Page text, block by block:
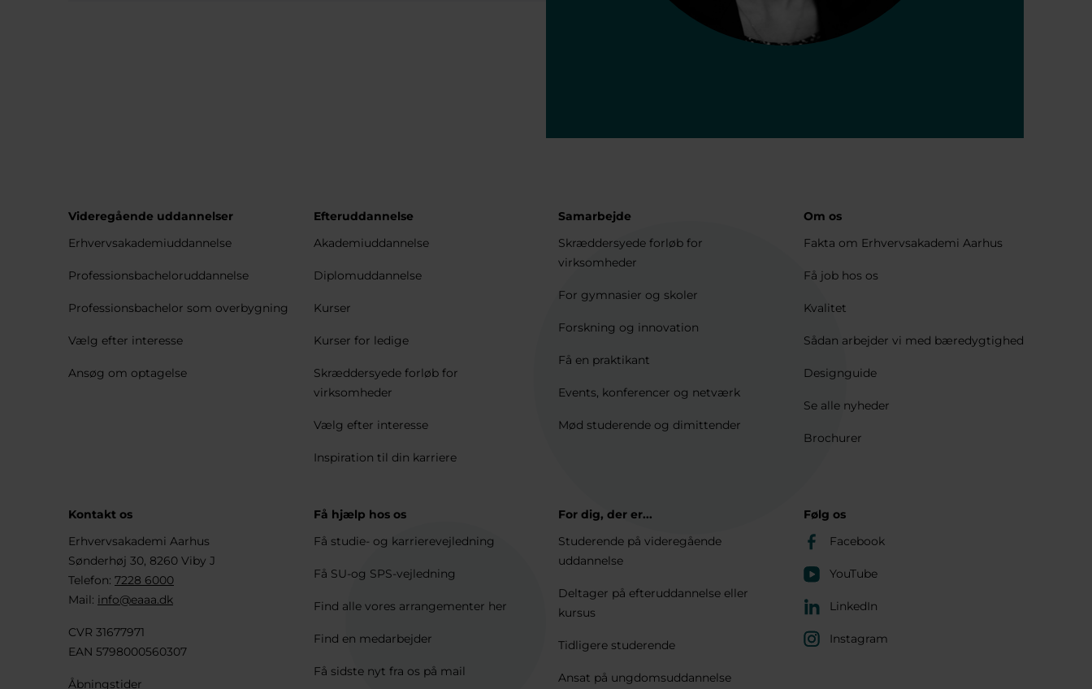
Videregående uddannelser
Erhvervsakademiuddannelse
Professionsbacheloruddannelse
Professionsbachelor som overbygning
Vælg efter interesse
Ansøg om optagelse
Efteruddannelse
Akademiuddannelse
Diplomuddannelse
Kurser
Kurser for ledige
Skræddersyede forløb for
virksomheder
Vælg efter interesse
Inspiration til din karriere
Samarbejde
Skræddersyede forløb for
virksomheder
For gymnasier og skoler
Forskning og innovation
Få en praktikant
Events, konferencer og netværk
Mød studerende og dimittender
Om os
Fakta om Erhvervsakademi Aarhus
Få job hos os
Kvalitet
Sådan arbejder vi med bæredygtighed
Designguide
Se alle nyheder
Brochurer
Få hjælp hos os
Få studie- og karrierevejledning
Få SU-og SPS-vejledning
Find alle vores arrangementer her
Find en medarbejder
Få sidste nyt fra os på mail
For dig, der er...
Studerende på videregående
uddannelse
Deltager på efteruddannelse eller
kursus
Tidligere studerende
Ansat på ungdomsuddannelse
Kontakt os
Erhvervsakademi Aarhus
Sønderhøj 30, 8260 Viby J
Telefon: 7228 6000
Mail: info@eaaa.dk
CVR 31677971
EAN 5798000560307
Åbningstider
Følg os
Facebook
YouTube
LinkedIn
Instagram